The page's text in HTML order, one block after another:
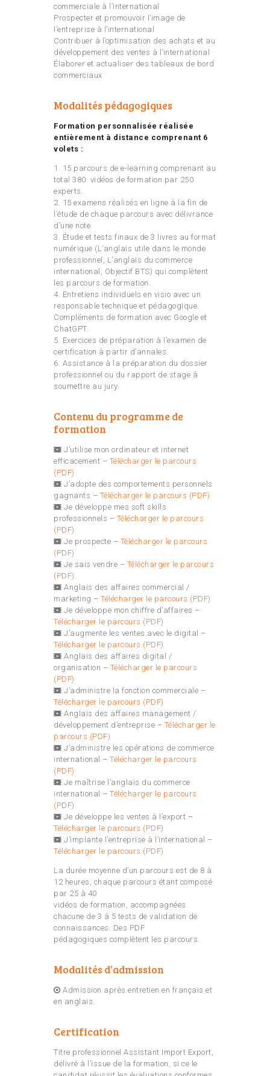
commerciale à l’international
Prospecter et promouvoir l’image de
l’entreprise à l’international
Contribuer à l’optimisation des achats et au
développement des ventes à l’international
Élaborer et actualiser des tableaux de bord
commerciaux
Modalités pédagogiques
Formation personnalisée réalisée
entièrement à distance comprenant 6
volets :
1. 15 parcours de e-learning comprenant au
total 380 vidéos de formation par 250
experts.
2. 15 examens réalisés en ligne à la fin de
l’étude de chaque parcours avec délivrance
d’une note.
3. Étude et tests finaux de 3 livres au format
numérique (L’anglais utile dans le monde
professionnel, L’anglais du commerce
international, Objectif BTS) qui complètent
les parcours de formation.
4. Entretiens individuels en visio avec un
responsable technique et pédagogique.
Compléments de formation avec Google et
ChatGPT.
5. Exercices de préparation à l’examen de
certification à partir d’annales.
6. Assistance à la préparation du dossier
professionnel ou du rapport de stage à
soumettre au jury.
Contenu du programme de
formation
J’utilise mon ordinateur et internet
efficacement – Télécharger le parcours
(PDF)
J’adopte des comportements personnels
gagnants – Télécharger le parcours (PDF)
Je développe mes soft skills
professionnels – Télécharger le parcours
(PDF)
Je prospecte – Télécharger le parcours
(PDF)
Je sais vendre – Télécharger le parcours
(PDF)
Anglais des affaires commercial /
marketing – Télécharger le parcours (PDF)
Je développe mon chiffre d’affaires –
Télécharger le parcours (PDF)
J’augmente les ventes avec le digital –
Télécharger le parcours (PDF)
Anglais des affaires digital /
organisation – Télécharger le parcours
(PDF)
J’administre la fonction commerciale –
Télécharger le parcours (PDF)
Anglais des affaires management /
développement d’entreprise – Télécharger le
parcours (PDF)
J’administre les opérations de commerce
international – Télécharger le parcours
(PDF)
Je maîtrise l’anglais du commerce
international – Télécharger le parcours
(PDF)
Je développe les ventes à l’export –
Télécharger le parcours (PDF)
J’implante l’entreprise à l’international –
Télécharger le parcours (PDF)
La durée moyenne d’un parcours est de 8 à
12 heures, chaque parcours étant composé
par 25 à 40
vidéos de formation, accompagnées
chacune de 3 à 5 tests de validation de
connaissances. Des PDF
pédagogiques complètent les parcours.
Modalités d’admission
Admission après entretien en français et
en anglais.
Certification
Titre professionnel Assistant Import Export,
délivré à l’issue de la formation, si ce le